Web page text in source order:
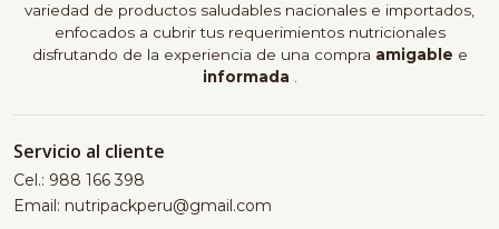
variedad de productos saludables nacionales e importados,
enfocados a cubrir tus requerimientos nutricionales
disfrutando de la experiencia de una compra amigable e
informada .
Servicio al cliente
Cel.: 988 166 398
Email: nutripackperu@gmail.com